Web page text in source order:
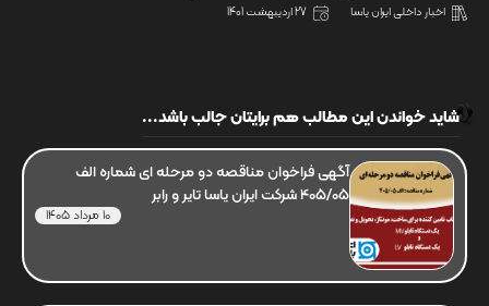
اخبار داخلی ایران یاسا 27 اردیبهشت 1401
شاید خواندن این مطالب هم برایتان جالب باشد...
آگهی فراخوان مناقصه دو مرحله ای شماره الف
405/05 شرکت ایران یاسا تایر و رابر
10 مرداد 1405